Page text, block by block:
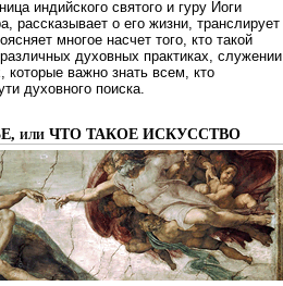
индийского святого и гуру Йоги
рассказывает о его жизни, транслирует
многое насчет того, кто такой
различных духовных практиках, служении
которые важно знать всем, кто
духовного поиска.
или ЧТО ТАКОЕ ИСКУССТВО